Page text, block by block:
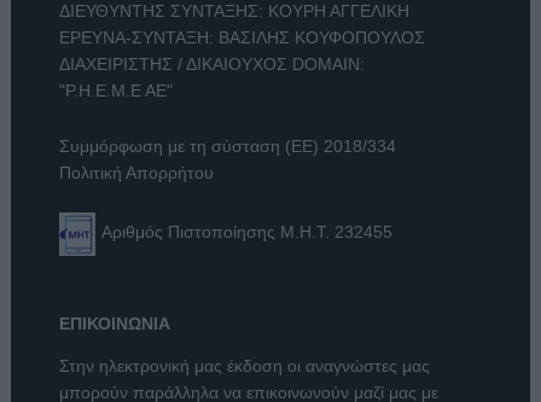
ΔΙΕΥΘΥΝΤΗΣ ΣΥΝΤΑΞΗΣ: ΚΟΥΡΗ ΑΓΓΕΛΙΚΗ
ΕΡΕΥΝΑ-ΣΥΝΤΑΞΗ: ΒΑΣΙΛΗΣ ΚΟΥΦΟΠΟΥΛΟΣ
ΔΙΑΧΕΙΡΙΣΤΗΣ / ΔΙΚΑΙΟΥΧΟΣ DOMAIN:
"Ρ.Η.Ε.Μ.Ε ΑΕ"
Συμμόρφωση με τη σύσταση (ΕΕ) 2018/334
Πολιτική Απορρήτου
Αριθμός Πιστοποίησης Μ.Η.Τ. 232455
ΕΠΙΚΟΙΝΩΝΙΑ
Στην ηλεκτρονική μας έκδοση οι αναγνώστες μας
μπορούν παράλληλα να επικοινωνούν μαζί μας με